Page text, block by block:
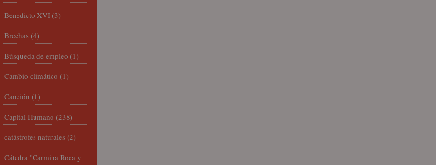
Benedicto XVI (3)
Brechas (4)
Búsqueda de empleo (1)
Cambio climático (1)
Canción (1)
Capital Humano (238)
catástrofes naturales (2)
Cátedra "Carmina Roca y